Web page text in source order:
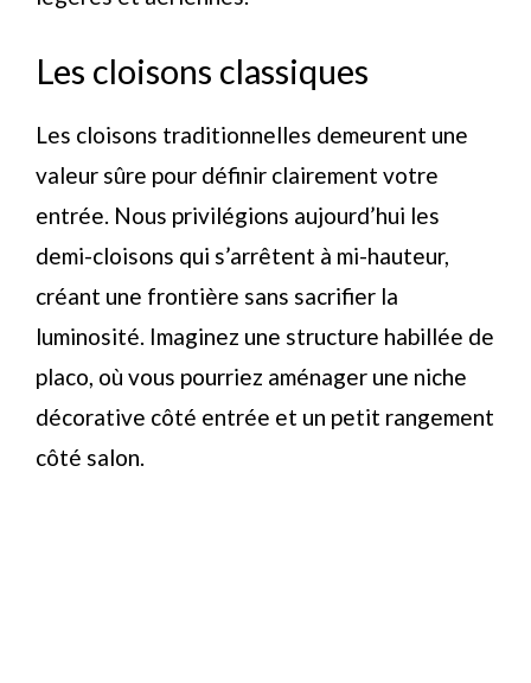
Les cloisons classiques
Les cloisons traditionnelles demeurent une
valeur sûre pour définir clairement votre
entrée. Nous privilégions aujourd’hui les
demi-cloisons qui s’arrêtent à mi-hauteur,
créant une frontière sans sacrifier la
luminosité. Imaginez une structure habillée de
placo, où vous pourriez aménager une niche
décorative côté entrée et un petit rangement
côté salon.